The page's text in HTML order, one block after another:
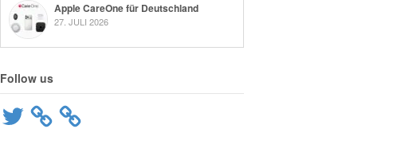
Apple CareOne für Deutschland
27. JULI 2026
Follow us
Twitter